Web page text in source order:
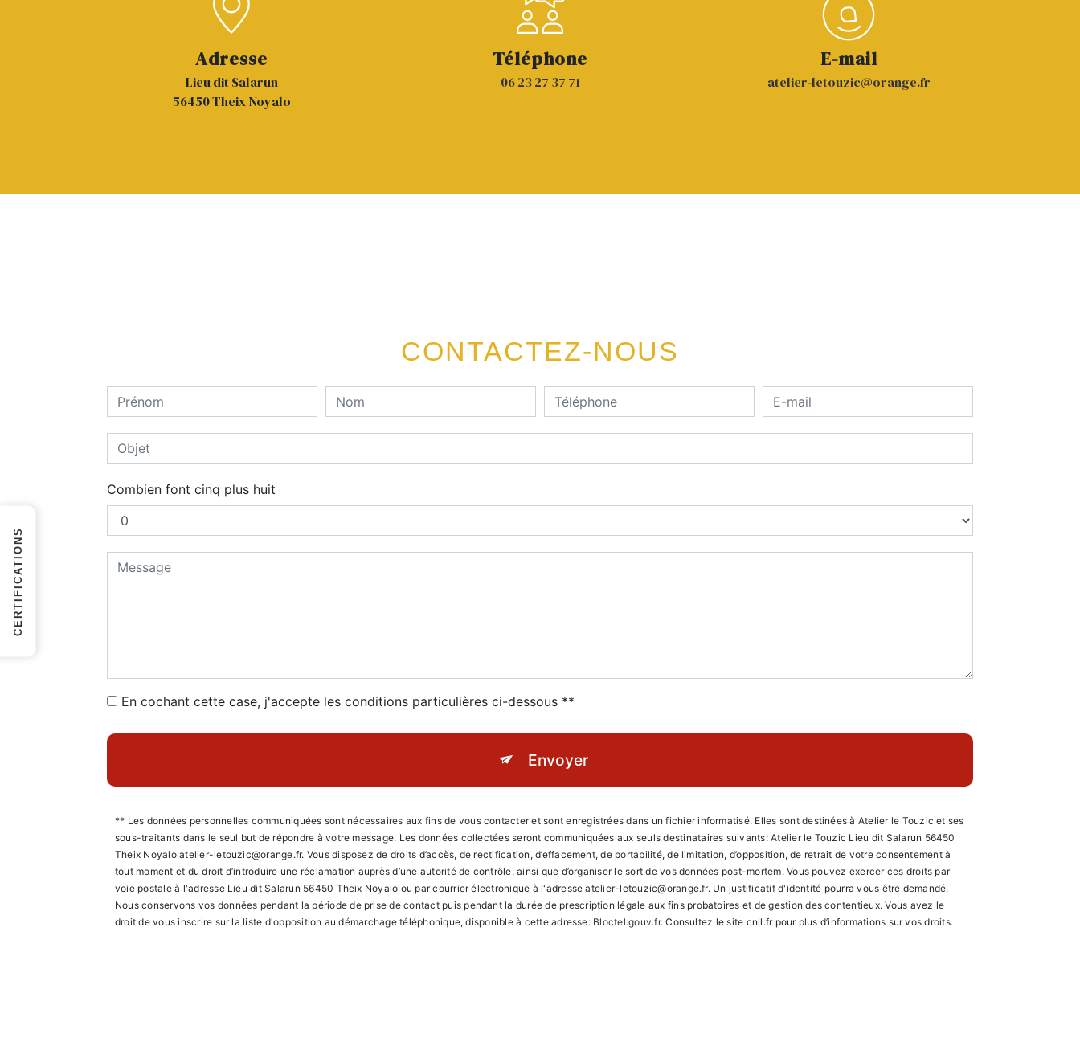
Adresse
Lieu dit Salarun
56450 Theix Noyalo
Téléphone
06 23 27 37 71
E-mail
atelier-letouzic@orange.fr
CONTACTEZ-NOUS
Combien font cinq plus huit
En cochant cette case, j'accepte les conditions particulières ci-dessous **
Envoyer
** Les données personnelles communiquées sont nécessaires aux fins de vous contacter et sont enregistrées dans un fichier informatisé. Elles sont destinées à Atelier le Touzic et ses
sous-traitants dans le seul but de répondre à votre message. Les données collectées seront communiquées aux seuls destinataires suivants: Atelier le Touzic Lieu dit Salarun 56450
Theix Noyalo atelier-letouzic@orange.fr. Vous disposez de droits d’accès, de rectification, d’effacement, de portabilité, de limitation, d’opposition, de retrait de votre consentement à
tout moment et du droit d’introduire une réclamation auprès d’une autorité de contrôle, ainsi que d’organiser le sort de vos données post-mortem. Vous pouvez exercer ces droits par
voie postale à l'adresse Lieu dit Salarun 56450 Theix Noyalo ou par courrier électronique à l'adresse atelier-letouzic@orange.fr. Un justificatif d'identité pourra vous être demandé.
Nous conservons vos données pendant la période de prise de contact puis pendant la durée de prescription légale aux fins probatoires et de gestion des contentieux. Vous avez le
droit de vous inscrire sur la liste d'opposition au démarchage téléphonique, disponible à cette adresse: Bloctel.gouv.fr. Consultez le site cnil.fr pour plus d’informations sur vos droits.
CERTIFICATIONS